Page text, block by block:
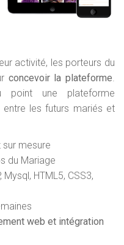
activité, les porteurs du
concevoir la plateforme
une plateforme
les futurs mariés et
mesure
du Mariage
Mysql, HTML5, CSS3,
web et intégration